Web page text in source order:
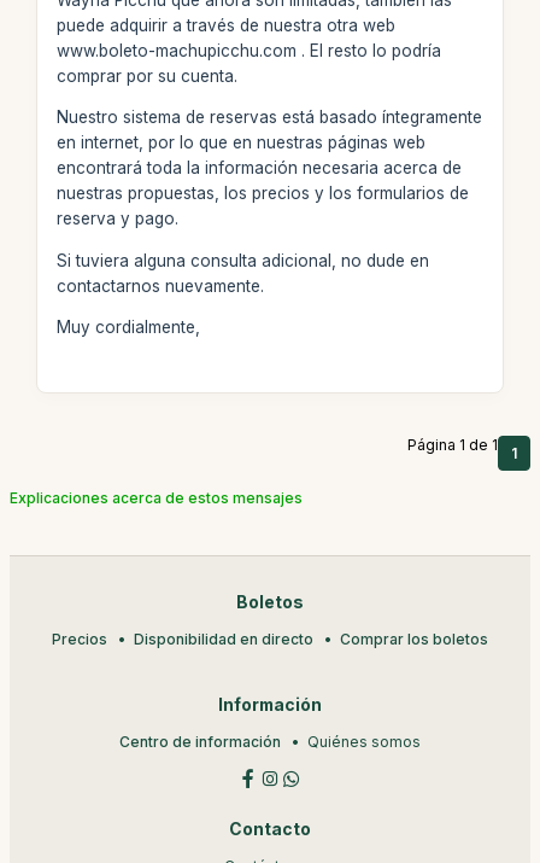
puede adquirir a través de nuestra otra web
www.boleto-machupicchu.com . El resto lo podría
comprar por su cuenta.
Nuestro sistema de reservas está basado íntegramente
en internet, por lo que en nuestras páginas web
encontrará toda la información necesaria acerca de
nuestras propuestas, los precios y los formularios de
reserva y pago.
Si tuviera alguna consulta adicional, no dude en
contactarnos nuevamente.
Muy cordialmente,
Página 1 de 1 1
Explicaciones acerca de estos mensajes
Boletos
Precios Disponibilidad en directo Comprar los boletos
Información
Centro de información Quiénes somos
Contacto